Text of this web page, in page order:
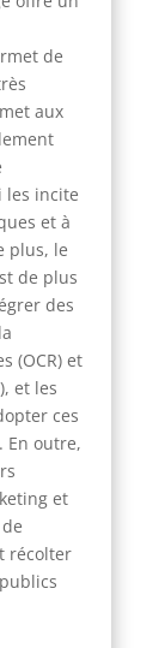
de
aux
les incite
et à
plus, le
de plus
des
(OCR) et
et les
ces
En outre,
et
récolter